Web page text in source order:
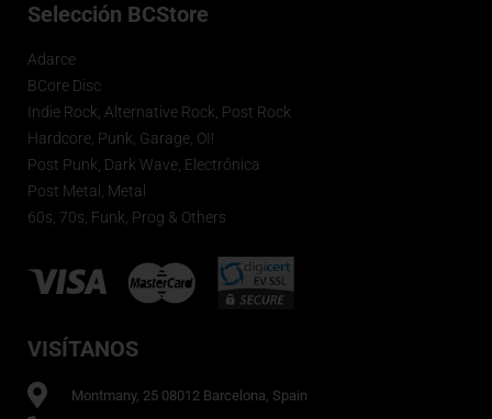
Selección BCStore
Adarce
BCore Disc
Indie Rock, Alternative Rock, Post Rock
Hardcore, Punk, Garage, OI!
Post Punk, Dark Wave, Electrónica
Post Metal, Metal
60s, 70s, Funk, Prog & Others
VISÍTANOS
Montmany, 25 08012 Barcelona, Spain